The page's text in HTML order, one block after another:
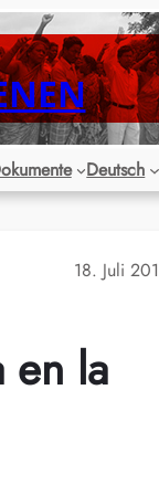
Deutsch
18. Juli
en la